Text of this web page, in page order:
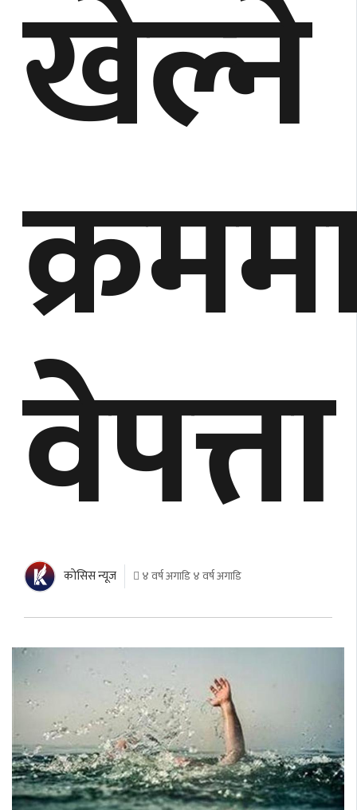
खेल्ने
वेपत्ता
काेसिस न्यूज ४ वर्ष अगाडि ४ वर्ष अगाडि